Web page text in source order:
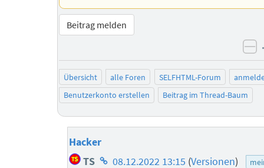
Beitrag melden
Übersicht alle Foren SELFHTML-Forum
Benutzerkonto erstellen
Beitrag im Thread-Baum
Hacker
TS Homepage
08.12.2022 13:15 (Versionen)